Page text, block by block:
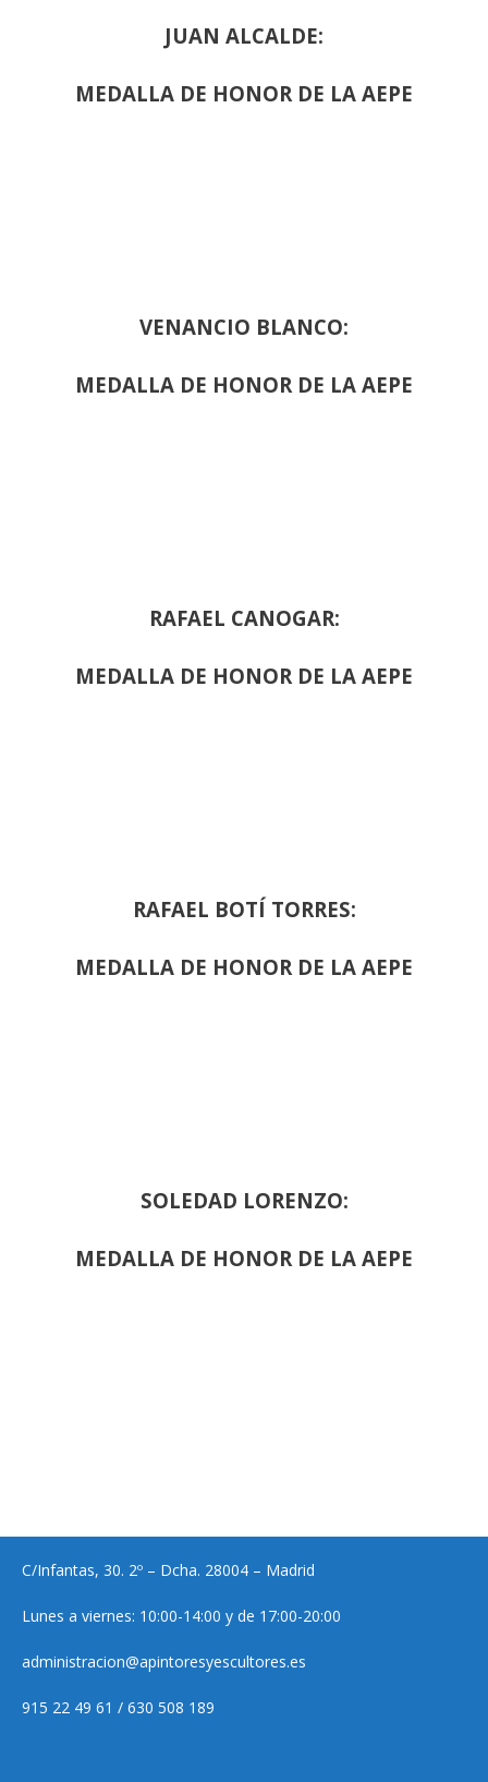
JUAN ALCALDE:
MEDALLA DE HONOR DE LA AEPE
VENANCIO BLANCO:
MEDALLA DE HONOR DE LA AEPE
RAFAEL CANOGAR:
MEDALLA DE HONOR DE LA AEPE
RAFAEL BOTÍ TORRES:
MEDALLA DE HONOR DE LA AEPE
SOLEDAD LORENZO:
MEDALLA DE HONOR DE LA AEPE
C/Infantas, 30. 2º – Dcha. 28004 – Madrid
Lunes a viernes: 10:00-14:00 y de 17:00-20:00
administracion@apintoresyescultores.es
915 22 49 61 / 630 508 189